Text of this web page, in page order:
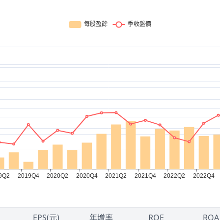
EPS(元) 年增率 ROE ROA